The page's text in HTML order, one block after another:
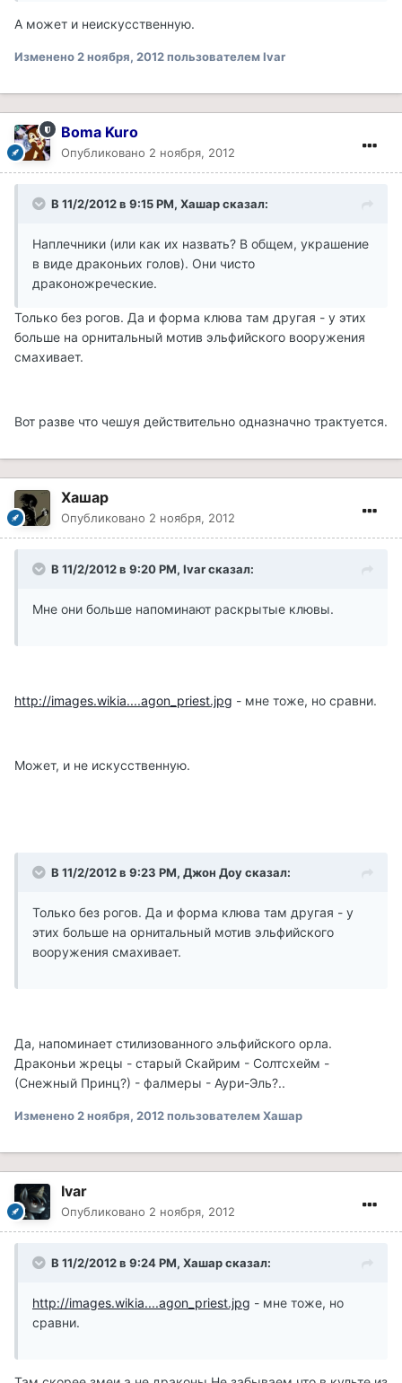
А может и неискусственную.
Изменено2 ноября, 2012пользователем Ivar
Boma Kuro
Опубликовано 2 ноября, 2012
В 11/2/2012 в 9:15 PM, Хашар сказал:
Наплечники (или как их назвать? В общем, украшение
в виде драконьих голов). Они чисто
драконожреческие.
Только без рогов. Да и форма клюва там другая - у этих
больше на орнитальный мотив эльфийского вооружения
смахивает.
Вот разве что чешуя действительно одназначно трактуется.
Хашар
Опубликовано 2 ноября, 2012
В 11/2/2012 в 9:20 PM, Ivar сказал:
Мне они больше напоминают раскрытые клювы.
http://images.wikia....agon_priest.jpg - мне тоже, но сравни.
Может, и не искусственную.
В 11/2/2012 в 9:23 PM, Джон Доу сказал:
Только без рогов. Да и форма клюва там другая - у
этих больше на орнитальный мотив эльфийского
вооружения смахивает.
Да, напоминает стилизованного эльфийского орла.
Драконьи жрецы - старый Скайрим - Солтсхейм -
(Снежный Принц?) - фалмеры - Аури-Эль?..
Изменено2 ноября, 2012пользователем Хашар
Ivar
Опубликовано 2 ноября, 2012
В 11/2/2012 в 9:24 PM, Хашар сказал:
http://images.wikia....agon_priest.jpg - мне тоже, но
сравни.